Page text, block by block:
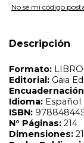
No sé mi código
Descripción
Sinópsis
MATERIA Y, POR
HAN UTILIZADO
COMO HA
LOS ABORÍGENES,
LA MOMIA DE
ALPES. HOY DÍA
QUE SU EFECTO
SÍMBOLOS